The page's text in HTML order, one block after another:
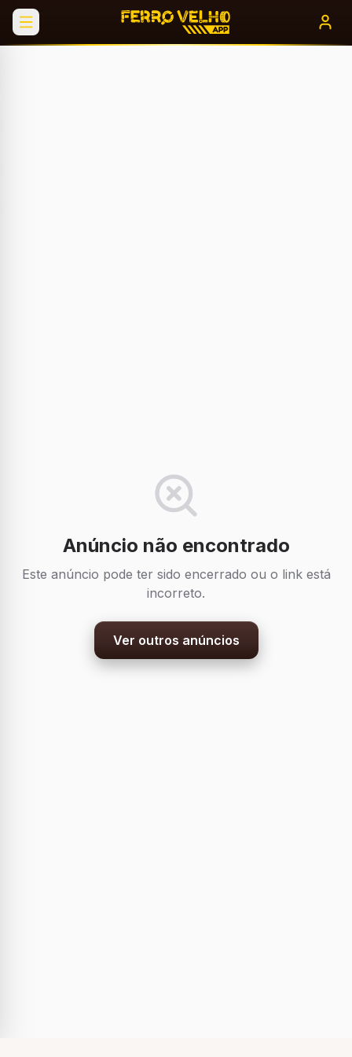
Anúncio não encontrado
Este anúncio pode ter sido encerrado ou o link está
incorreto.
Ver outros anúncios